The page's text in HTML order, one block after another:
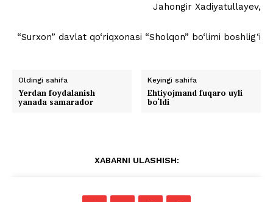
Jahongir Xadiyatullayev,
“Surxon” davlat qo‘riqxonasi “Sholqon” bo‘limi boshlig‘i
Oldingi sahifa
Yerdan foydalanish
yanada samarador
Keyingi sahifa
Ehtiyojmand fuqaro uyli
bo‘ldi
XABARNI ULASHISH: